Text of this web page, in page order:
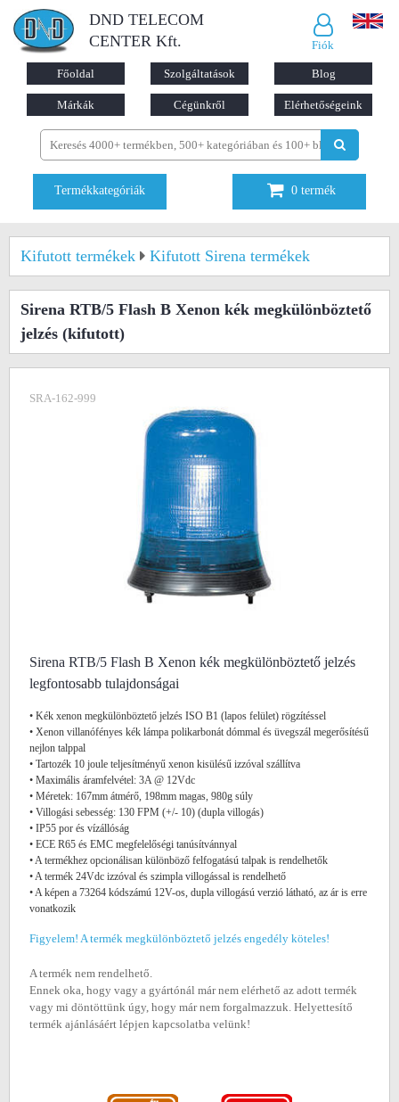
DND TELECOM
CENTER Kft.
Fiók
Főoldal Szolgáltatások Blog
Márkák Cégünkről Elérhetőségeink
Termékkategóriák 0 termék
Kifutott termékek Kifutott Sirena termékek
Sirena RTB/5 Flash B Xenon kék megkülönböztető
jelzés (kifutott)
SRA-162-999
Sirena RTB/5 Flash B Xenon kék megkülönböztető jelzés
legfontosabb tulajdonságai
• Kék xenon megkülönböztető jelzés ISO B1 (lapos felület) rögzítéssel
• Xenon villanófényes kék lámpa polikarbonát dómmal és üvegszál megerősítésű
nejlon talppal
• Tartozék 10 joule teljesítményű xenon kisülésű izzóval szállítva
• Maximális áramfelvétel: 3A @ 12Vdc
• Méretek: 167mm átmérő, 198mm magas, 980g súly
• Villogási sebesség: 130 FPM (+/- 10) (dupla villogás)
• IP55 por és vízállóság
• ECE R65 és EMC megfelelőségi tanúsítvánnyal
• A termékhez opcionálisan különböző felfogatású talpak is rendelhetők
• A termék 24Vdc izzóval és szimpla villogással is rendelhető
• A képen a 73264 kódszámú 12V-os, dupla villogású verzió látható, az ár is erre
vonatkozik
Figyelem! A termék megkülönböztető jelzés engedély köteles!
A termék nem rendelhető.
Ennek oka, hogy vagy a gyártónál már nem elérhető az adott termék
vagy mi döntöttünk úgy, hogy már nem forgalmazzuk. Helyettesítő
termék ajánlásáért lépjen kapcsolatba velünk!